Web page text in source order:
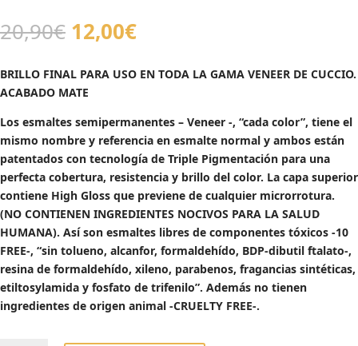
20,90€ El
precio
original
era:
20,90€.
12,00€El
actual
es:
BRILLO FINAL PARA USO EN TODA LA GAMA VENEER DE CUCCIO.
ACABADO MATE
Los esmaltes semipermanentes – Veneer -, “cada color”, tiene el
mismo nombre y referencia en esmalte normal y ambos están
patentados con tecnología de Triple Pigmentación para una
perfecta cobertura, resistencia y brillo del color. La capa superior
contiene High Gloss que previene de cualquier microrrotura.
(NO CONTIENEN INGREDIENTES NOCIVOS PARA LA SALUD
HUMANA). Así son esmaltes libres de componentes tóxicos -10
FREE-, “sin tolueno, alcanfor, formaldehído, BDP-dibutil ftalato-,
resina de formaldehído, xileno, parabenos, fragancias sintéticas,
etiltosylamida y fosfato de trifenilo”. Además no tienen
ingredientes de origen animal -CRUELTY FREE-.